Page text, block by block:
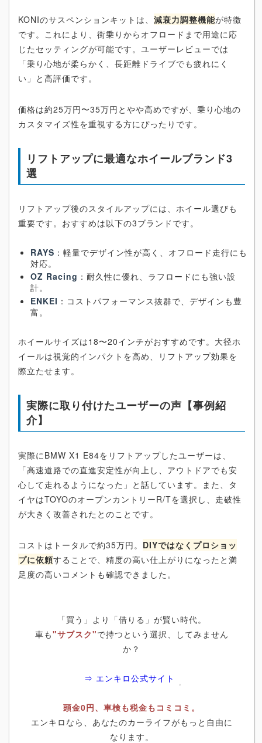
KONIのサスペンションキットは、 減衰力調整機能が特徴
です。これにより、街乗りからオフロードまで用途に応
じたセッティングが可能です。ユーザーレビューでは
「乗り心地が柔らかく、長距離ドライブでも疲れにく
い」と高評価です。
価格は約25万円〜35万円とやや高めですが、乗り心地の
カスタマイズ性を重視する方にぴったりです。
リフトアップに最適なホイールブランド3
選
リフトアップ後のスタイルアップには、ホイール選びも
重要です。おすすめは以下の3ブランドです。
RAYS ：軽量でデザイン性が高く、オフロード走行にも
対応。
OZ Racing ：耐久性に優れ、ラフロードにも強い設
計。
ENKEI ：コストパフォーマンス抜群で、デザインも豊
富。
ホイールサイズは18〜20インチがおすすめです。大径ホ
イールは視覚的インパクトを高め、リフトアップ効果を
際立たせます。
実際に取り付けたユーザーの声【事例紹
介】
実際にBMW X1 E84をリフトアップしたユーザーは、
「高速道路での直進安定性が向上し、アウトドアでも安
心して走れるようになった」と話しています。また、タ
イヤはTOYOのオープンカントリーR/Tを選択し、走破性
が大きく改善されたとのことです。
コストはトータルで約35万円。 DIYではなくプロショッ
プに依頼することで、精度の高い仕上がりになったと満
足度の高いコメントも確認できました。
「買う」より「借りる」が賢い時代。
車も"サブスク"で持つという選択、してみません
か？
⇒ エンキロ公式サイト
頭金0円、車検も税金もコミコミ。
エンキロなら、あなたのカーライフがもっと自由に
なります。